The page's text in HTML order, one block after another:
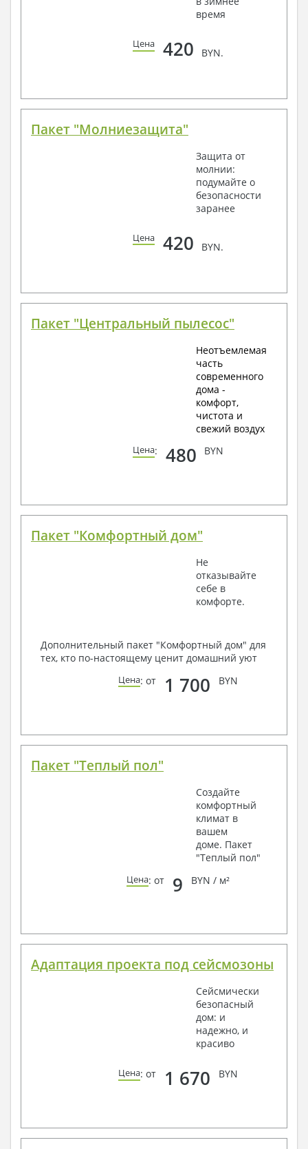
время
Цена 420 BYN.
Пакет "Молниезащита"
Защита от
молнии:
подумайте о
безопасности
заранее
Цена 420 BYN.
Пакет "Центральный пылесос"
Неотъемлемая
часть
современного
дома -
комфорт,
чистота и
свежий воздух
Цена: 480 BYN
Пакет "Комфортный дом"
Не
отказывайте
себе в
комфорте.
Дополнительный пакет "Комфортный дом" для
тех, кто по-настоящему ценит домашний уют
Цена: от 1 700 BYN
Пакет "Теплый пол"
Создайте
комфортный
климат в
вашем
доме. Пакет
"Теплый пол"
Цена: от 9 BYN / м²
Адаптация проекта под сейсмозоны
Сейсмически
безопасный
дом: и
надежно, и
красиво
Цена: от 1 670 BYN